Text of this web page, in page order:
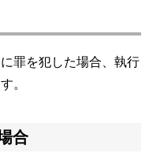
罪を犯した場合、執行
。
合